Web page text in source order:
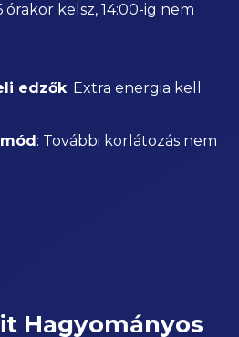
órakor kelsz, 14:00-ig nem
edzők: Extra energia kell
: További korlátozás nem
Hagyományos